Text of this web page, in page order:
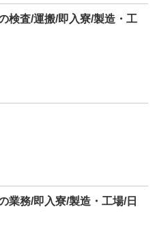
検査/運搬/即入寮/製造・工
業務/即入寮/製造・工場/日